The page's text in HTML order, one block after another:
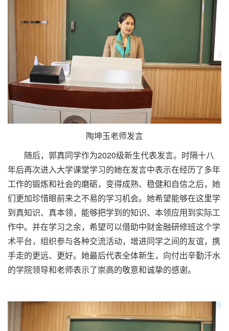
陶坤玉老师发言
随后，郭真同学作为2020级新生代表发言。时隔十八
年后再次进入大学课堂学习的她在发言中表示在经历了多年
工作的锻炼和社会的磨砺，变得成熟、稳健和自信之后，她
们更加珍惜眼前来之不易的学习机会。她希望能够在这里学
到真知识、真本领，能够把学到的知识、本领应用到实际工
作中。并在学习之余，希望可以借助中财金融研修班这个学
术平台，组织参与各种交流活动，增进同学之间的友谊，携
手走的更远、更好。她最后代表全体新生，向付出辛勤汗水
的学院领导和老师表示了崇高的敬意和诚挚的感谢。